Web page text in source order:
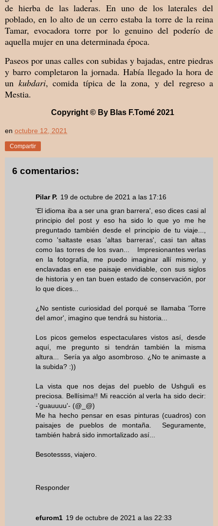
de hierba de las laderas. En uno de los laterales del
poblado, en lo alto de un cerro estaba la torre de la reina
Tamar, evocadora torre por lo genuino del poderío de
aquella mujer en una determinada época.
Paseos por unas calles con subidas y bajadas, entre piedras
y barro completaron la jornada. Había llegado la hora de
un kubdari, comida típica de la zona, y del regreso a
Mestia.
Copyright © By Blas F.Tomé 2021
en octubre 12, 2021
Compartir
6 comentarios:
Pilar P. 19 de octubre de 2021 a las 17:16
'El idioma iba a ser una gran barrera', eso dices casi al
principio del post y eso ha sido lo que yo me he
preguntado también desde el principio de tu viaje...,
como 'saltaste esas 'altas barreras', casi tan altas
como las torres de los svan... Impresionantes verlas
en la fotografía, me puedo imaginar allí mismo, y
enclavadas en ese paisaje envidiable, con sus siglos
de historia y en tan buen estado de conservación, por
lo que dices...
¿No sentiste curiosidad del porqué se llamaba 'Torre
del amor', imagino que tendrá su historia...
Los picos gemelos espectaculares vistos así, desde
aquí, me pregunto si tendrán también la misma
altura... Sería ya algo asombroso. ¿No te animaste a
la subida? :))
La vista que nos dejas del pueblo de Ushguli es
preciosa. Bellísima!! Mi reacción al verla ha sido decir:
-'guauuuu'- (@_@)
Me ha hecho pensar en esas pinturas (cuadros) con
paisajes de pueblos de montaña. Seguramente,
también habrá sido inmortalizado así...
Besotessss, viajero.
Responder
efurom1 19 de octubre de 2021 a las 22:33